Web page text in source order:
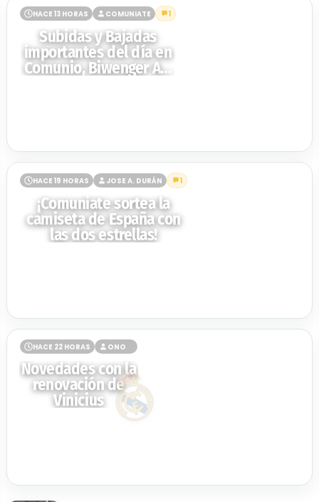
HACE 13 HORAS COMUNIATE 1
Subidas y Bajadas
importantes del día en
Comunio, Biwenger AS,
HACE 19 HORAS JOSE A. DURÁN 1
¡Comuniate sortea la
camiseta de España con
las dos estrellas!
HACE 22 HORAS ONO
Novedades con la
renovación de
Vinicius